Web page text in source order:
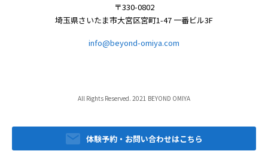
体験予約・お問い合わせはこちら
〒330-0802
埼玉県さいたま市大宮区宮町1-47 一番ビル3F
info@beyond-omiya.com
All Rights Reserved. 2021 BEYOND OMIYA